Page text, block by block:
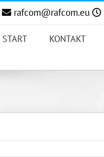
rafcom@rafcom.eu
START KONTAKT